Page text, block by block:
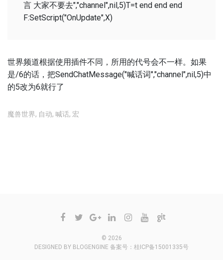
言 大家不要去","channel",nil,5)T=t end end end
F:SetScript("OnUpdate",X)
世界频道根据使用插件不同，所用的代号会不一样。如果
是/6的话，把SendChatMessage("喊话词","channel",nil,5)中
的5改为6就行了
魔兽世界, 自动, 喊话, 宏
© 2026
DESIGNED BY BLOGENGINE 备案号： 桂ICP备15001335号